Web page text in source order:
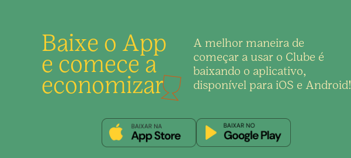
Baixe o App
e comece a
economizar
A melhor maneira de
começar a usar o Clube é
baixando o aplicativo,
disponível para iOS e Android!